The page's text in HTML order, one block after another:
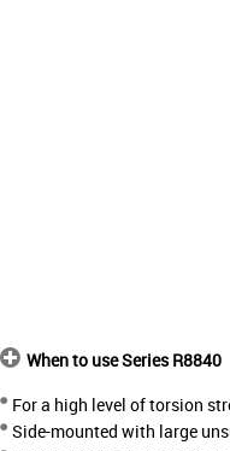
When to use Series R8840
For a high level of torsion
Side-mounted with large